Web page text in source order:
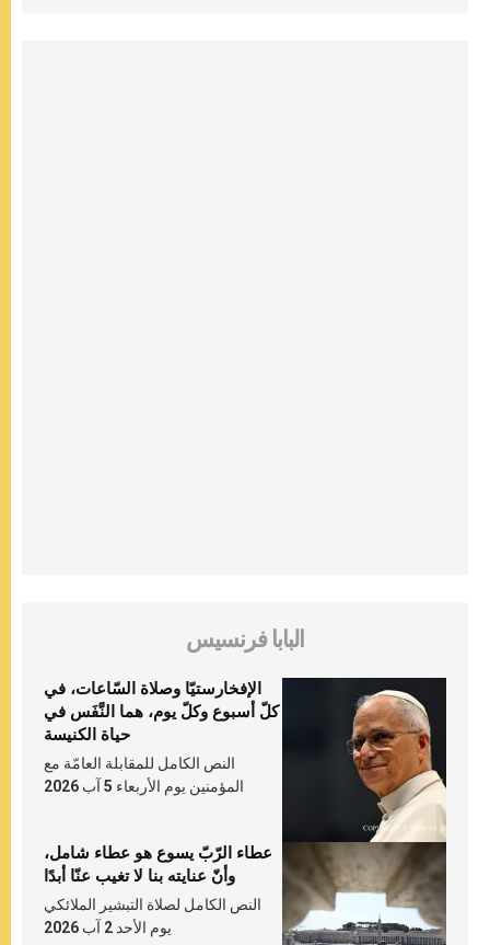
البابا فرنسيس
الإفخارستيّا وصلاة السّاعات، في
كلّ أسبوع وكلّ يوم، هما النَّفَس في
حياة الكنيسة
النص الكامل للمقابلة العامّة مع
المؤمنين يوم الأربعاء 5 آب 2026
عطاء الرّبّ يسوع هو عطاء شامل،
وأنّ عنايته بنا لا تغيب عنّا أبدًا
النص الكامل لصلاة التبشير الملائكي
يوم الأحد 2 آب 2026